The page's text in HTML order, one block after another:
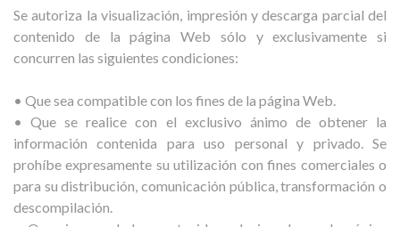
Se autoriza la visualización, impresión y descarga parcial del
contenido de la página Web sólo y exclusivamente si
concurren las siguientes condiciones:
• Que sea compatible con los fines de la página Web.
• Que se realice con el exclusivo ánimo de obtener la
información contenida para uso personal y privado. Se
prohíbe expresamente su utilización con fines comerciales o
para su distribución, comunicación pública, transformación o
descompilación.